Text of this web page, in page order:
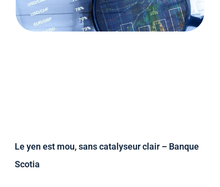
Le yen est mou, sans catalyseur clair – Banque
Scotia